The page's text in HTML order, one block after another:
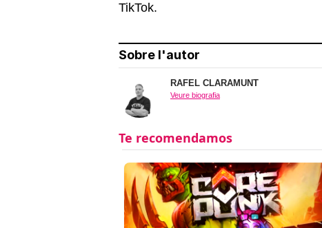
TikTok.
Sobre l'autor
RAFEL CLARAMUNT
Veure biografia